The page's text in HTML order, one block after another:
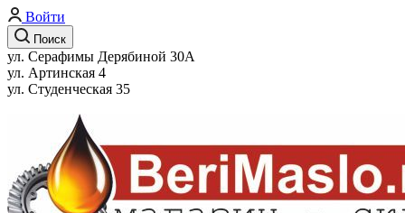
Войти
Поиск
ул. Серафимы Дерябиной 30А
ул. Артинская 4
ул. Студенческая 35